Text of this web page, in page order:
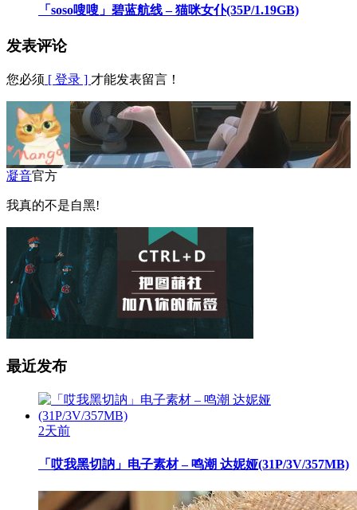
「soso嗖嗖」碧蓝航线 – 猫咪女仆(35P/1.19GB)
发表评论
您必须 [ 登录 ] 才能发表留言！
凝音官方
我真的不是自黑!
最近发布
2天前
「哎我黑切訥」电子素材 – 鸣潮 达妮娅(31P/3V/357MB)